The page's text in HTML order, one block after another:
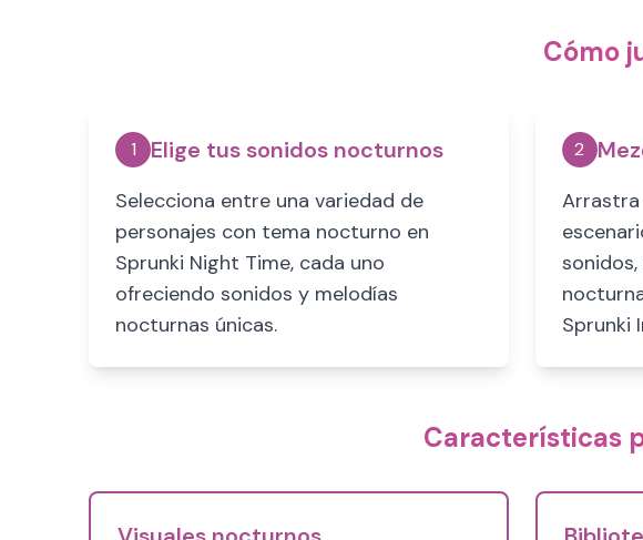
Cómo
1 Elige tus sonidos nocturnos
Selecciona entre una variedad de
personajes con tema nocturno en
Sprunki Night Time, cada uno
ofreciendo sonidos y melodías
nocturnas únicas.
2
Arrastra
Sprunki
Características